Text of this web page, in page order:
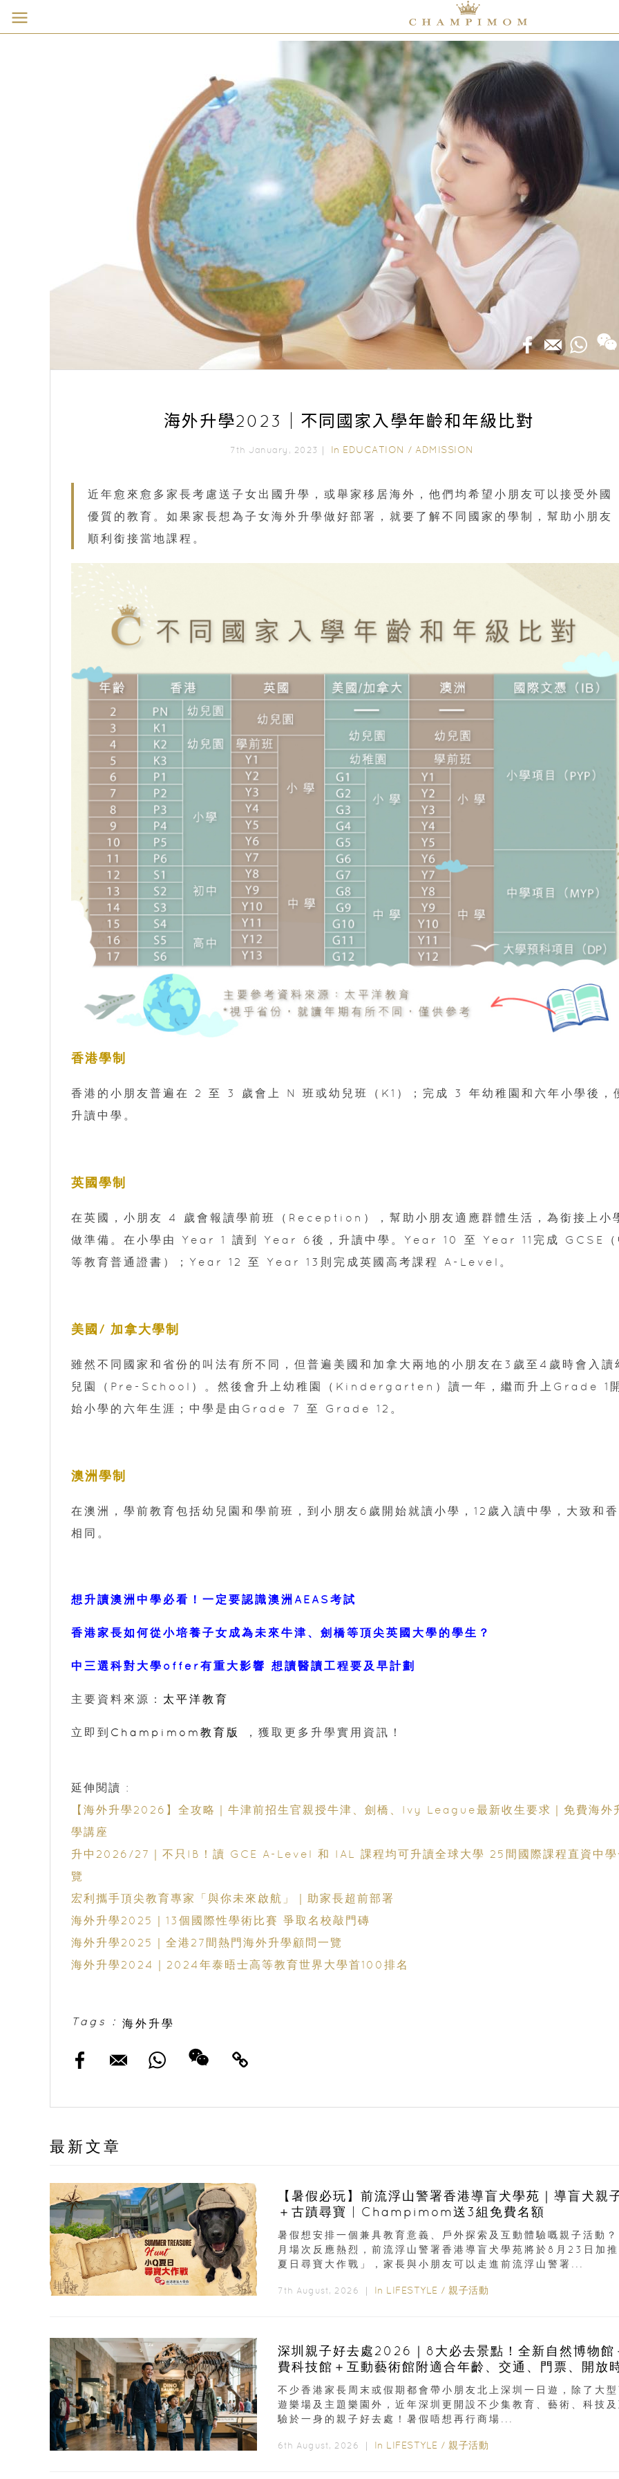
海外升學2023｜不同國家入學年齡和年級比對
7th January, 2023｜ In EDUCATION / ADMISSION
近年愈來愈多家長考慮送子女出國升學，或舉家移居海外，他們均希望小朋友可以接受外國
優質的教育。如果家長想為子女海外升學做好部署，就要了解不同國家的學制，幫助小朋友
順利銜接當地課程。
香港學制
香港的小朋友普遍在 2 至 3 歲會上 N 班或幼兒班（K1）；完成 3 年幼稚園和六年小學後，
升讀中學。
英國學制
在英國，小朋友 4 歲會報讀學前班（Reception），幫助小朋友適應群體生活，為銜接上小
做準備。在小學由 Year 1 讀到 Year 6後，升讀中學。Year 10 至 Year 11完成 GCSE（
等教育普通證書）；Year 12 至 Year 13則完成英國高考課程 A-Level。
美國/ 加拿大學制
雖然不同國家和省份的叫法有所不同，但普遍美國和加拿大兩地的小朋友在3歲至4歲時會入讀
兒園（Pre-School）。然後會升上幼稚園（Kindergarten）讀一年，繼而升上Grade 1
始小學的六年生涯；中學是由Grade 7 至 Grade 12。
澳洲學制
在澳洲，學前教育包括幼兒園和學前班，到小朋友6歲開始就讀小學，12歲入讀中學，大致和
相同。
想升讀澳洲中學必看！一定要認識澳洲AEAS考試
香港家長如何從小培養子女成為未來牛津、劍橋等頂尖英國大學的學生？
中三選科對大學offer有重大影響 想讀醫讀工程要及早計劃
主要資料來源： 太平洋教育
立即到 Champimom教育版 ，獲取更多升學實用資訊！
延伸閱讀 :
【海外升學2026】全攻略｜牛津前招生官親授牛津、劍橋、Ivy League最新收生要求｜免費海外
學講座
升中2026/27｜不只IB！讀 GCE A-Level 和 IAL 課程均可升讀全球大學 25間國際課程直資中
覽
宏利攜手頂尖教育專家「與你未來啟航」｜助家長超前部署
海外升學2025｜13個國際性學術比賽 爭取名校敲門磚
海外升學2025｜全港27間熱門海外升學顧問一覽
海外升學2024｜2024年泰晤士高等教育世界大學首100排名
Tags : 海外升學
最新文章
【暑假必玩】前流浮山警署香港導盲犬學苑｜導盲犬親
＋古蹟尋寶 | Champimom送3組免費名額
暑假想安排一個兼具教育意義、戶外探索及互動體驗嘅親子活動
月場次反應熱烈，前流浮山警署香港導盲犬學苑將於8月23日加
夏日尋寶大作戰」，家長與小朋友可以走進前流浮山警署...
7th August, 2026 ｜ In LIFESTYLE / 親子活動
深圳親子好去處2026｜8大必去景點！全新自然博物館
費科技館＋互動藝術館附適合年齡、交通、門票、開放
不少香港家長周末或假期都會帶小朋友北上深圳一日遊，除了大
遊樂場及主題樂園外，近年深圳更開設不少集教育、藝術、科技
驗於一身的親子好去處！暑假唔想再行商場...
6th August, 2026 ｜ In LIFESTYLE / 親子活動